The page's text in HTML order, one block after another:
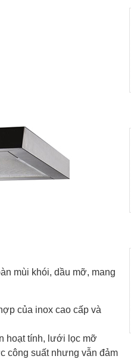
mùi khói, dầu mỡ, mang
của inox cao cấp và
hoạt tính, lưới lọc mỡ
công suất nhưng vẫn đảm